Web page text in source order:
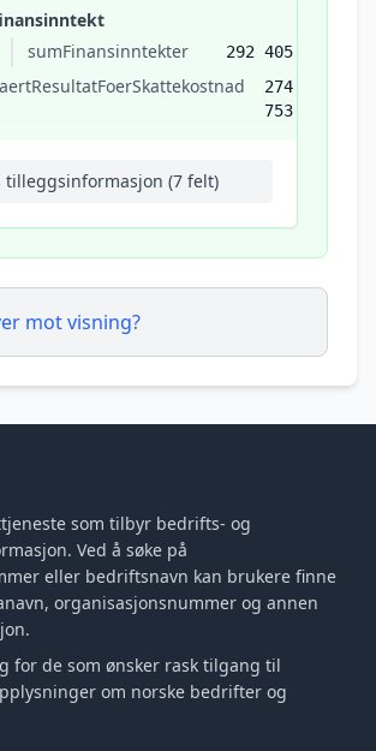
sumFinansinntekter
292 405
274
753
tilleggsinformasjon (7 felt)
mot visning?
som tilbyr bedrifts- og
Ved å søke på
eller bedriftsnavn kan brukere finne
organisasjonsnummer og annen
for de som ønsker rask tilgang til
om norske bedrifter og